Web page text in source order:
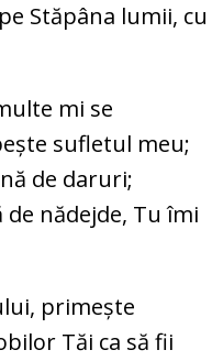
Stăpâna lumii, cu
mi se
sufletul meu;
de daruri;
nădejde, Tu îmi
primeşte
Tăi ca să fii